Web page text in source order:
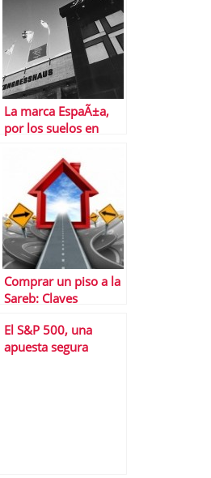
La marca EspaÃ±a,
por los suelos en
espaÃ±oles, en la
lista confidencial de
invitados
Comprar un piso a la
Sareb: Claves
El S&P 500, una
apuesta segura